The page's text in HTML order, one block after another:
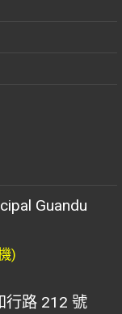
Guandu
)
行路 212 號